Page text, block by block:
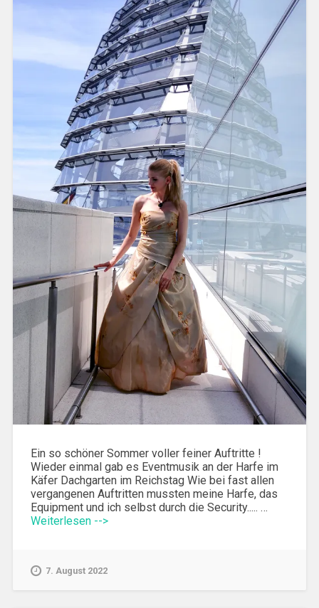
Ein so schöner Sommer voller feiner Auftritte !
Wieder einmal gab es Eventmusik an der Harfe im
Käfer Dachgarten im Reichstag Wie bei fast allen
vergangenen Auftritten mussten meine Harfe, das
Equipment und ich selbst durch die Security..... …
Weiterlesen -->
7. August 2022